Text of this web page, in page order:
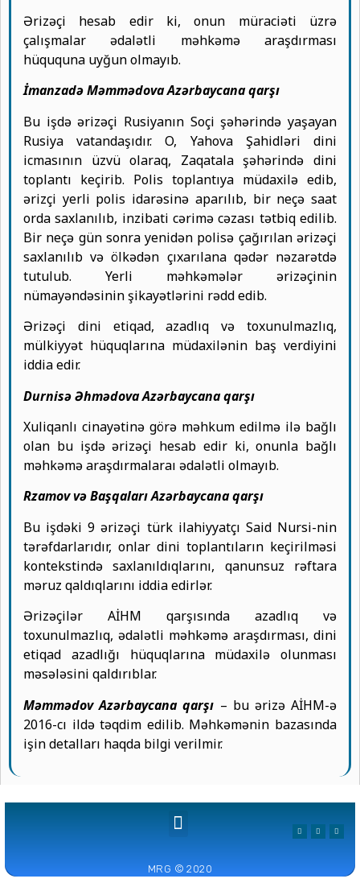
Ərizəçi hesab edir ki, onun müraciəti üzrə
çalışmalar ədalətli məhkəmə araşdırması
hüququna uyğun olmayıb.
İmanzadə Məmmədova Azərbaycana qarşı
Bu işdə ərizəçi Rusiyanın Soçi şəhərində yaşayan
Rusiya vatandaşıdır. O, Yahova Şahidləri dini
icmasının üzvü olaraq, Zaqatala şəhərində dini
toplantı keçirib. Polis toplantıya müdaxilə edib,
ərizçi yerli polis idarəsinə aparılıb, bir neçə saat
orda saxlanılıb, inzibati cərimə cəzası tətbiq edilib.
Bir neçə gün sonra yenidən polisə çağırılan ərizəçi
saxlanılıb və ölkədən çıxarılana qədər nəzarətdə
tutulub. Yerli məhkəmələr ərizəçinin
nümayəndəsinin şikayətlərini rədd edib.
Ərizəçi dini etiqad, azadlıq və toxunulmazlıq,
mülkiyyət hüquqlarına müdaxilənin baş verdiyini
iddia edir.
Durnisə Əhmədova Azərbaycana qarşı
Xuliqanlı cinayətinə görə məhkum edilmə ilə bağlı
olan bu işdə ərizəçi hesab edir ki, onunla bağlı
məhkəmə araşdırmalaraı ədalətli olmayıb.
Rzamov və Başqaları Azərbaycana qarşı
Bu işdəki 9 ərizəçi türk ilahiyyatçı Said Nursi-nin
tərəfdarlarıdır, onlar dini toplantıların keçirilməsi
kontekstində saxlanıldıqlarını, qanunsuz rəftara
məruz qaldıqlarını iddia edirlər.
Ərizəçilər AİHM qarşısında azadlıq və
toxunulmazlıq, ədalətli məhkəmə araşdırması, dini
etiqad azadlığı hüquqlarına müdaxilə olunması
məsələsini qaldırıblar.
Məmmədov Azərbaycana qarşı – bu ərizə AİHM-ə
2016-cı ildə təqdim edilib. Məhkəmənin bazasında
işin detalları haqda bilgi verilmir.
MRG © 2020